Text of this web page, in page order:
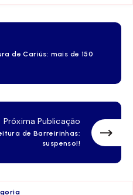
de Cariús: mais de 150
Próxima Publicação
de Barreirinhas:
suspenso!!